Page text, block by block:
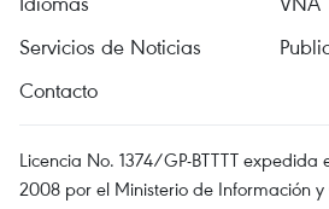
Servicios de Noticias
Contacto
Licencia No. 1374/GP-BTTTT expedida
2008 por el Ministerio de Información